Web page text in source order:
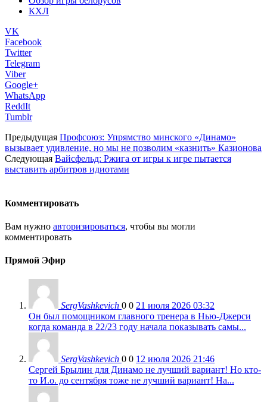
КХЛ
VK
Facebook
Twitter
Telegram
Viber
Google+
WhatsApp
ReddIt
Tumblr
Предыдущая Профсоюз: Упрямство минского «Динамо»
вызывает удивление, но мы не позволим «казнить» Казионова
Следующая Вайсфельд: Ржига от игры к игре пытается
выставить арбитров идиотами
Комментировать
Вам нужно авторизироваться, чтобы вы могли
комментировать
Прямой Эфир
SergVashkevich 0 0 21 июля 2026 03:32
Он был помощником главного тренера в Нью-Джерси
когда команда в 22/23 году начала показывать самы...
SergVashkevich 0 0 12 июля 2026 21:46
Сергей Брылин для Динамо не лучший вариант! Но кто-
то И.о. до сентября тоже не лучший вариант! На...